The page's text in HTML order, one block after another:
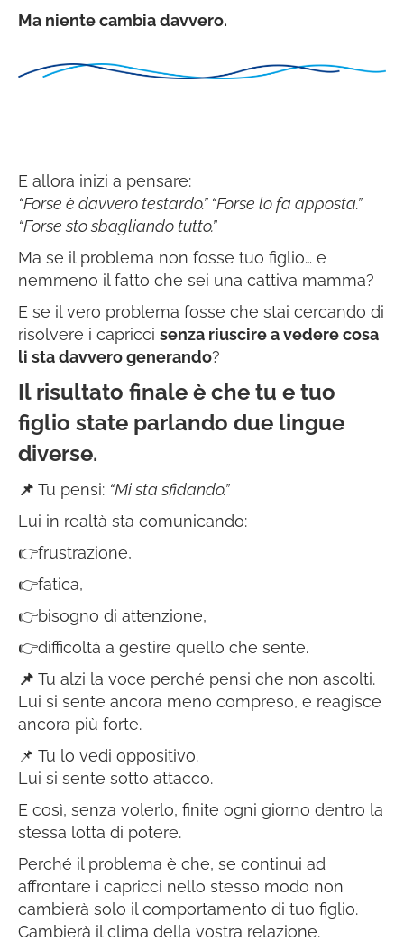
Ma niente cambia davvero.
E allora inizi a pensare:
“Forse è davvero testardo.” “Forse lo fa apposta.”
“Forse sto sbagliando tutto.”
Ma se il problema non fosse tuo figlio… e
nemmeno il fatto che sei una cattiva mamma?
E se il vero problema fosse che stai cercando di
risolvere i capricci senza riuscire a vedere cosa
li sta davvero generando?
Il risultato finale è che tu e tuo
figlio state parlando due lingue
diverse.
📌 Tu pensi: “Mi sta sfidando.”
Lui in realtà sta comunicando:
👉frustrazione,
👉fatica,
👉bisogno di attenzione,
👉difficoltà a gestire quello che sente.
📌 Tu alzi la voce perché pensi che non ascolti.
Lui si sente ancora meno compreso, e reagisce
ancora più forte.
📌 Tu lo vedi oppositivo.
Lui si sente sotto attacco.
E così, senza volerlo, finite ogni giorno dentro la
stessa lotta di potere.
Perché il problema è che, se continui ad
affrontare i capricci nello stesso modo non
cambierà solo il comportamento di tuo figlio.
Cambierà il clima della vostra relazione.